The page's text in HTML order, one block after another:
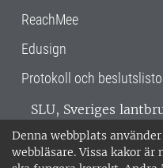
Denna webbplats
webbläsare. Vissa kakor
ReachMee
Edusign
Protokoll och
SLU, Sveriges
verksamhet över
Alnarp, Uppsala och